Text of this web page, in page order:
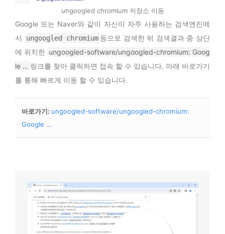
ungoogled chromium 저장소 이동
Google 또는 Naver와 같이 자신이 자주 사용하는 검색엔진에
서
ungoogled chromium 등으로 검색한 뒤 검색결과 중 상단
에 위치한 ungoogled-software/ungoogled-chromium: Goog
le … 링크를 찾아 클릭하면 접속 할 수 있습니다. 아래 바로가기
를 통해 빠르게 이동 할 수 있습니다.
바로가기: ungoogled-software/ungoogled-chromium:
Google …